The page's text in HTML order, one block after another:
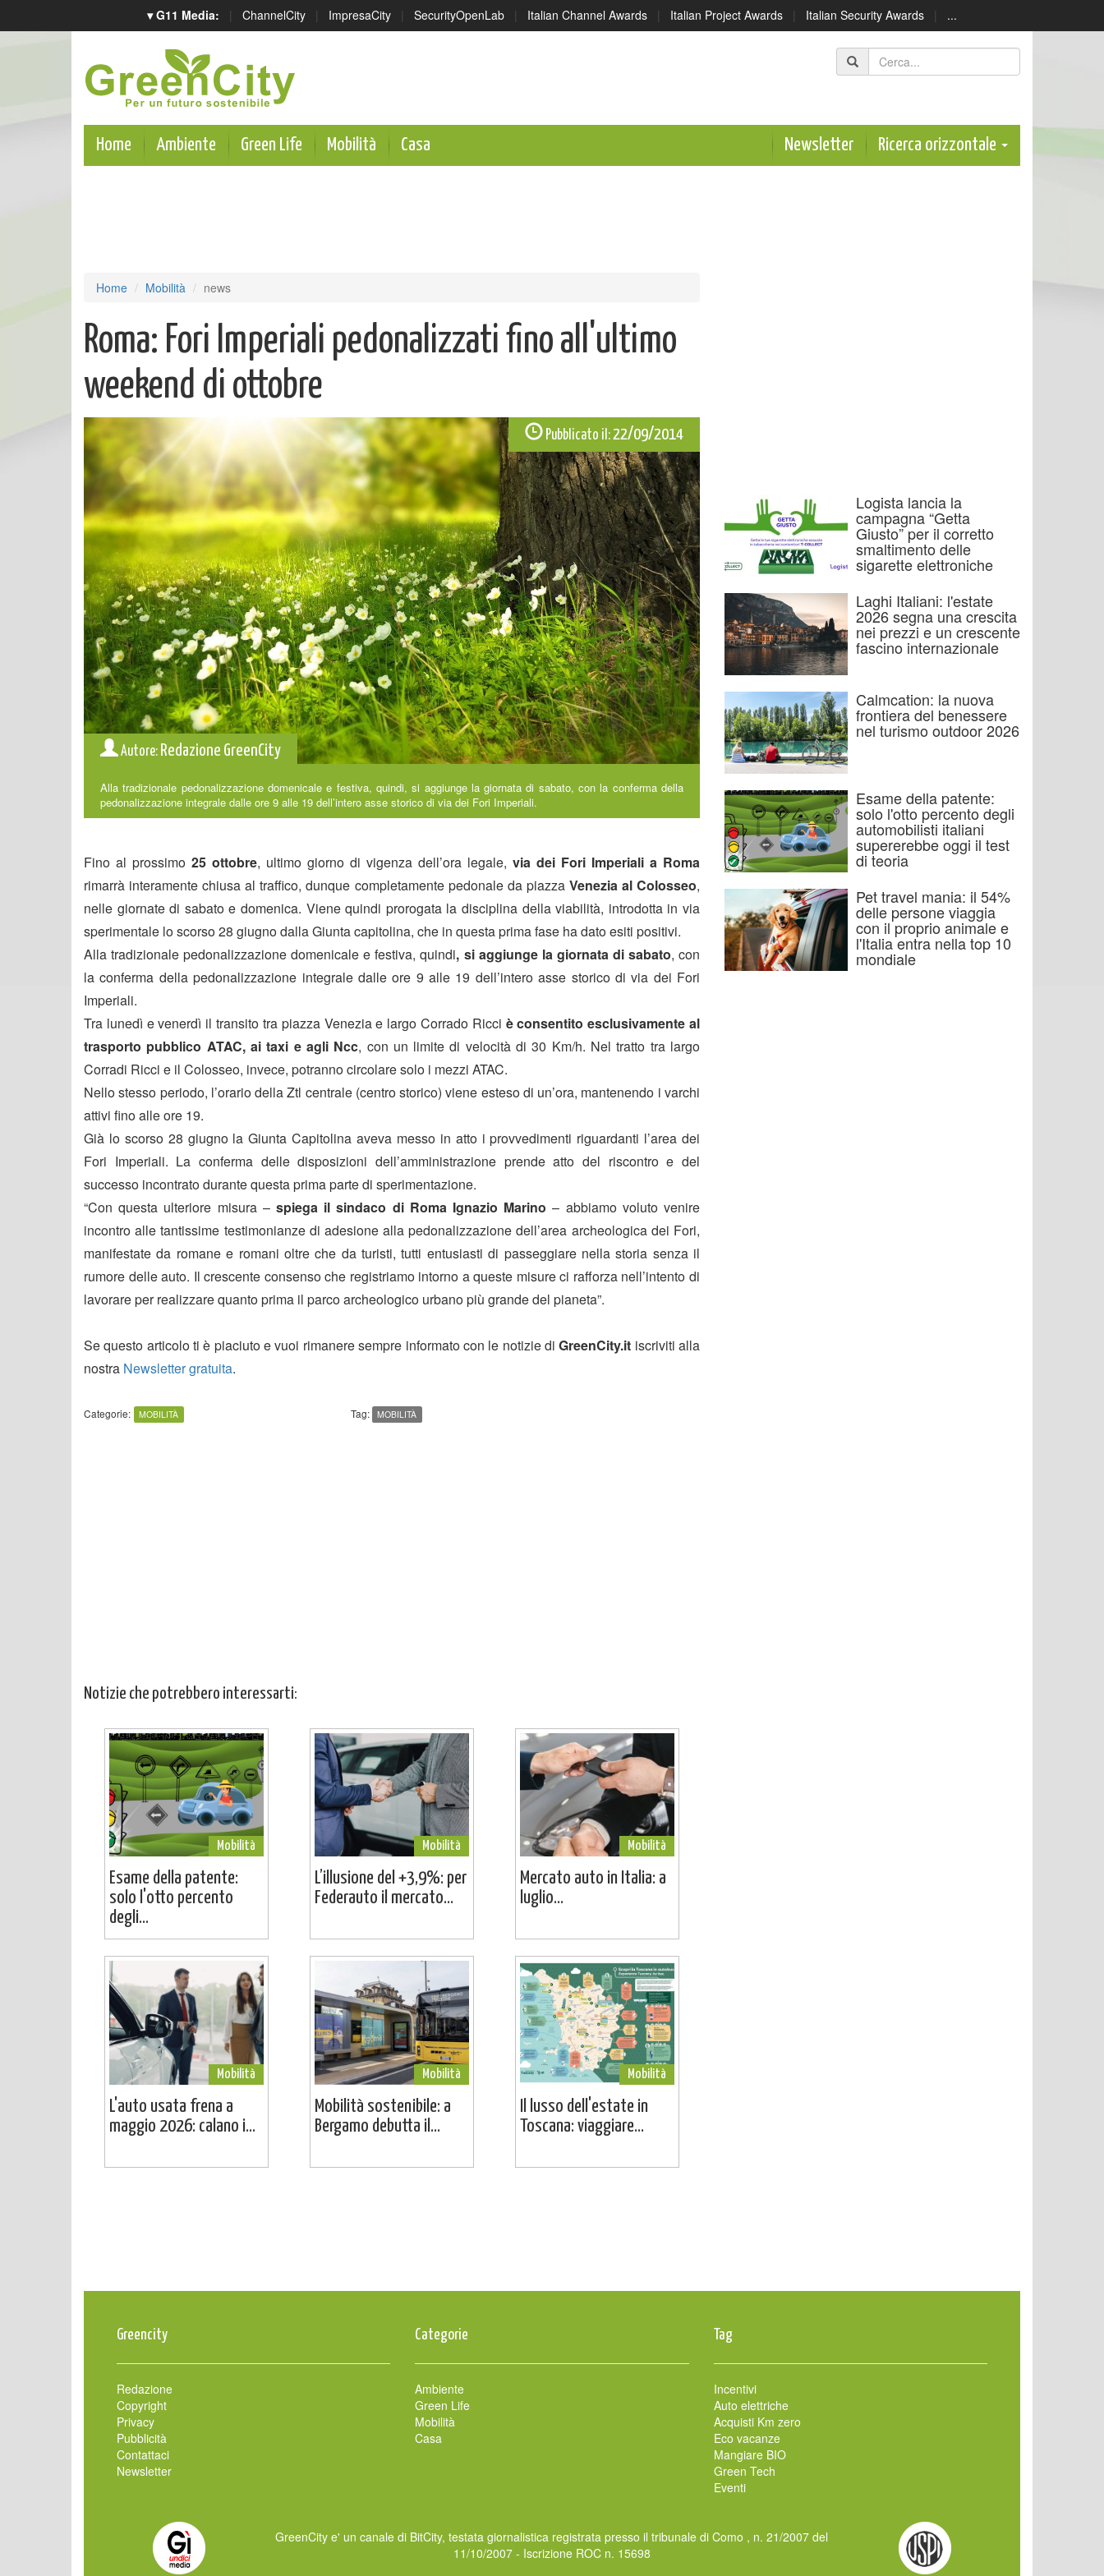
▾ G11 Media: | ChannelCity | ImpresaCity | SecurityOpenLab | Italian Channel Awards | Italian Project Awards | Italian Security Awards | ...
Home Ambiente Green Life Mobilità Casa Newsletter Ricerca orizzontale
Home Mobilità news
Roma: Fori Imperiali pedonalizzati fino all'ultimo
weekend di ottobre
Pubblicato il:22/09/2014
Autore: Redazione GreenCity
Alla tradizionale pedonalizzazione domenicale e festiva, quindi, si aggiunge la giornata di sabato, con la conferma della
pedonalizzazione integrale dalle ore 9 alle 19 dell’intero asse storico di via dei Fori Imperiali.
Fino al prossimo 25 ottobre, ultimo giorno di vigenza dell’ora legale, via dei Fori Imperiali a Roma
rimarrà interamente chiusa al traffico, dunque completamente pedonale da piazzaVenezia al Colosseo,
nelle giornate di sabato e domenica. Viene quindi prorogata la disciplina della viabilità, introdotta in via
sperimentale lo scorso 28 giugno dalla Giunta capitolina, che in questa prima fase ha dato esiti positivi.
Alla tradizionale pedonalizzazione domenicale e festiva, quindi, si aggiunge la giornata di sabato, con
la conferma della pedonalizzazione integrale dalle ore 9 alle 19 dell’intero asse storico di via dei Fori
Imperiali.
Tra lunedì e venerdì il transito tra piazza Venezia e largo Corrado Ricci è consentito esclusivamente al
trasporto pubblico ATAC, ai taxi e agli Ncc, con un limite di velocità di 30 Km/h. Nel tratto tra largo
Corradi Ricci e il Colosseo, invece, potranno circolare solo i mezzi ATAC.
Nello stesso periodo, l’orario della Ztl centrale (centro storico) viene esteso di un’ora, mantenendo i varchi
attivi fino alle ore 19.
Già lo scorso 28 giugno la Giunta Capitolina aveva messo in atto i provvedimenti riguardanti l’area dei
Fori Imperiali. La conferma delle disposizioni dell’amministrazione prende atto del riscontro e del
successo incontrato durante questa prima parte di sperimentazione.
“Con questa ulteriore misura –spiega il sindaco di Roma Ignazio Marino – abbiamo voluto venire
incontro alle tantissime testimonianze di adesione alla pedonalizzazione dell’area archeologica dei Fori,
manifestate da romane e romani oltre che da turisti, tutti entusiasti di passeggiare nella storia senza il
rumore delle auto. Il crescente consenso che registriamo intorno a queste misure ci rafforza nell’intento di
lavorare per realizzare quanto prima il parco archeologico urbano più grande del pianeta”.
Se questo articolo ti è piaciuto e vuoi rimanere sempre informato con le notizie diGreenCity.it iscriviti alla
nostra Newsletter gratuita.
Categorie: MOBILITÀ Tag: MOBILITÀ
Notizie che potrebbero interessarti:
Mobilità
Esame della patente:
solo l'otto percento
degli...
Mobilità
L’illusione del +3,9%: per
Federauto il mercato...
Mobilità
Mercato auto in Italia: a
luglio...
Mobilità
L'auto usata frena a
maggio 2026: calano i...
Mobilità
Mobilità sostenibile: a
Bergamo debutta il...
Mobilità
Il lusso dell'estate in
Toscana: viaggiare...
Logista lancia la
campagna “Getta
Giusto” per il corretto
smaltimento delle
sigarette elettroniche
Laghi Italiani: l'estate
2026 segna una crescita
nei prezzi e un crescente
fascino internazionale
Calmcation: la nuova
frontiera del benessere
nel turismo outdoor 2026
Esame della patente:
solo l'otto percento degli
automobilisti italiani
supererebbe oggi il test
di teoria
Pet travel mania: il 54%
delle persone viaggia
con il proprio animale e
l'Italia entra nella top 10
mondiale
Greencity
Redazione
Copyright
Privacy
Pubblicità
Contattaci
Newsletter
Categorie
Ambiente
Green Life
Mobilità
Casa
Tag
Incentivi
Auto elettriche
Acquisti Km zero
Eco vacanze
Mangiare BIO
Green Tech
Eventi
GreenCity e' un canale di BitCity, testata giornalistica registrata presso il tribunale di Como , n. 21/2007 del
11/10/2007 - Iscrizione ROC n. 15698